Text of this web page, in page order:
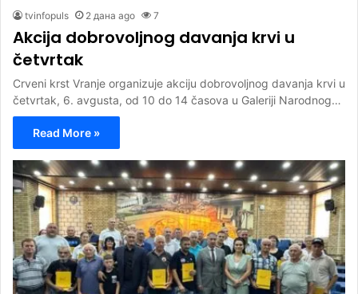
tvinfopuls 2 дана ago 7
Akcija dobrovoljnog davanja krvi u
četvrtak
Crveni krst Vranje organizuje akciju dobrovoljnog davanja krvi u
četvrtak, 6. avgusta, od 10 do 14 časova u Galeriji Narodnog…
Read More »